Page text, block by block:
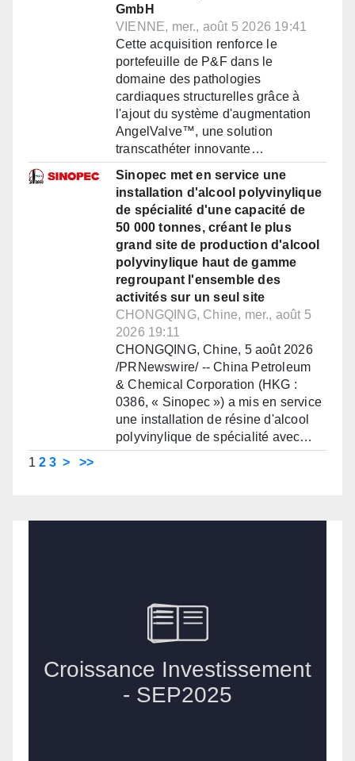
GmbH
VIENNE, mer., août 5 2026 19:41
Cette acquisition renforce le
portefeuille de P&F dans le
domaine des pathologies
cardiaques structurelles grâce à
l'ajout du système d'augmentation
AngelValve™, une solution
transcathéter innovante…
Sinopec met en service une
installation d'alcool polyvinylique
de spécialité d'une capacité de
50 000 tonnes, créant le plus
grand site de production d'alcool
polyvinylique haut de gamme
regroupant l'ensemble des
activités sur un seul site
CHONGQING, Chine, mer., août 5
2026 19:11
CHONGQING, Chine, 5 août 2026
/PRNewswire/ -- China Petroleum
& Chemical Corporation (HKG :
0386, « Sinopec ») a mis en service
une installation de résine d'alcool
polyvinylique de spécialité avec…
1 2 3 > >>